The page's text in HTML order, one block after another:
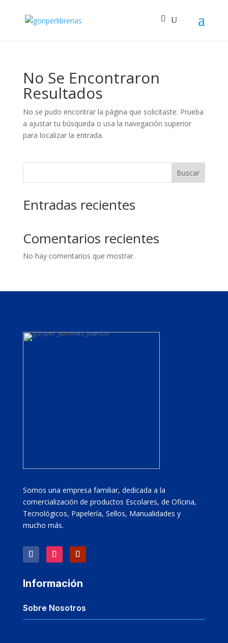
No Se Encontraron
Resultados
No se pudo encontrar la página que solicitaste. Prueba
a ajustar tu búsqueda o usa la navegación superior
para localizar la entrada.
Buscar
Entradas recientes
Comentarios recientes
No hay comentarios que mostrar.
Somos una empresa familiar, dedicada a la
comercialización de productos Escolares, de Oficina,
Tecnológicos, Papelería, Sellos, Manualidades y
mucho más.
Información
Sobre Nosotros